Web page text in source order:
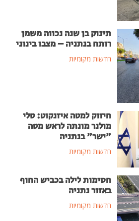
תינוק בן שנה נכווה משמן
רותח בנתניה – מצבו בינוני
חדשות מקומיות
חיזוק למטה איזנקוט: טלי
מולנר מונתה לראש מטה
"ישר" בנתניה
חדשות מקומיות
חסימות לילה בכביש החוף
באזור נתניה
חדשות מקומיות